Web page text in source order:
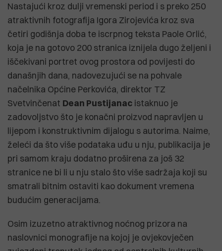
Nastajući kroz dulji vremenski period i s preko 250
atraktivnih fotografija Igora Zirojevića kroz sva
četiri godišnja doba te iscrpnog teksta Paole Orlić,
koja je na gotovo 200 stranica iznijela dugo željeni i
iščekivani portret ovog prostora od povijesti do
današnjih dana, nadovezujući se na pohvale
načelnika Općine Perkovića, direktor TZ
Svetvinčenat Dean Pustijanac istaknuo je
zadovoljstvo što je konačni proizvod napravljen u
lijepom i konstruktivnim dijalogu s autorima. Naime,
želeći da što više podataka uđu u nju, publikacija je
pri samom kraju dodatno proširena za još 32
stranice ne bi li u nju stalo što više sadržaja koji su
smatrali bitnim ostaviti kao dokument vremena
budućim generacijama.
Osim izuzetno atraktivnog noćnog prizora na
naslovnici monografije na kojoj je ovjekovječen